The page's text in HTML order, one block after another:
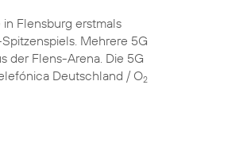
Flensburg erstmals
Mehrere 5G
der Flens-Arena. Die 5G
Deutschland / O2